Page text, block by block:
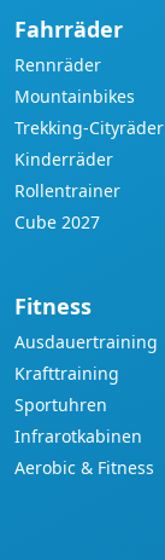
Fahrräder
Rennräder
Mountainbikes
Trekking-Cityräder
Kinderräder
Rollentrainer
Cube 2027
Fitness
Ausdauertraining
Krafttraining
Sportuhren
Infrarotkabinen
Aerobic & Fitness